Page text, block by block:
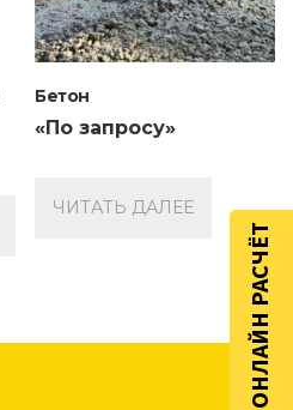
Бетон
«По запросу»
ЧИТАТЬ ДАЛЕЕ
ОНЛАЙН РАСЧЁТ